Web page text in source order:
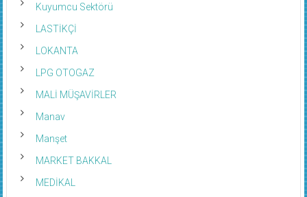
Kuyumcu Sektörü
LASTİKÇİ
LOKANTA
LPG OTOGAZ
MALİ MÜŞAVİRLER
Manav
Manşet
MARKET BAKKAL
MEDİKAL